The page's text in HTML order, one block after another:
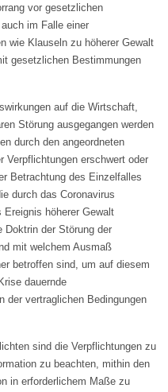
vor gesetzlichen
im Falle einer
wie Klauseln zu höherer Gewalt
gesetzlichen Bestimmungen
auf die Wirtschaft,
Störung ausgegangen werden
durch den angeordneten
Verpflichtungen erschwert oder
Betrachtung des Einzelfalles
durch das Coronavirus
höherer Gewalt
Doktrin der Störung der
mit welchem Ausmaß
betroffen sind, um auf diesem
dauernde
der vertraglichen Bedingungen
sind die Verpflichtungen zu
zu beachten, mithin den
in erforderlichem Maße zu